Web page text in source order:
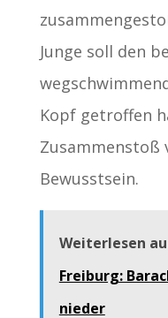
Junge soll den
Kopf getroffen
Zusammenstoß
Bewusstsein.
Weiterlesen
Freiburg:
nieder